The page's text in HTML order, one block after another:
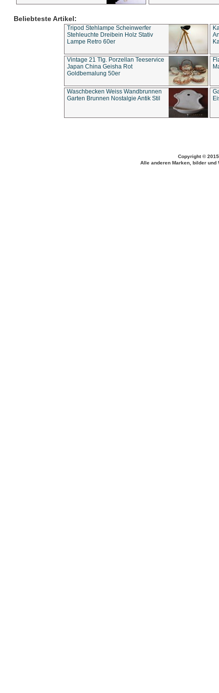
Beliebteste Artikel:
Tripod Stehlampe Scheinwerfer
Stehleuchte Dreibein Holz Stativ
Lampe Retro 60er
Vintage 21 Tlg. Porzellan Teeservice
Japan China Geisha Rot
Goldbemalung 50er
Waschbecken Weiss Wandbrunnen
Garten Brunnen Nostalgie Antik Stil
Copyright ©
Alle anderen Marken, bilder und